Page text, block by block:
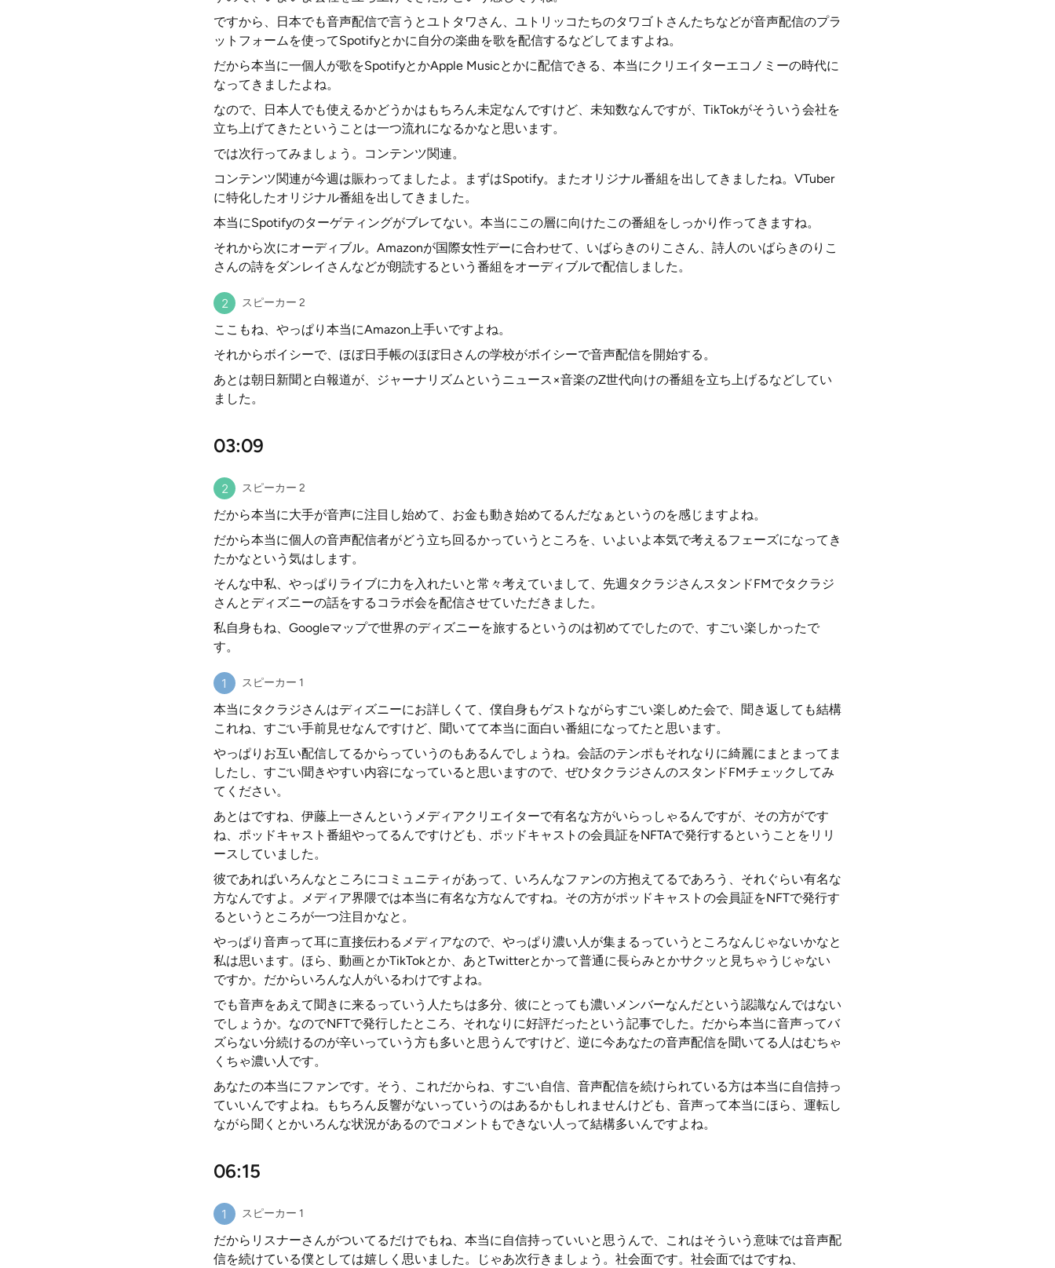
ですから、日本でも音声配信で言うとユトタワさん、ユトリッコたちのタワゴトさんたちなどが音声配信のプラ
ットフォームを使ってSpotifyとかに自分の楽曲を歌を配信するなどしてますよね。
だから本当に一個人が歌をSpotifyとかApple Musicとかに配信できる、本当にクリエイターエコノミーの時代に
なってきましたよね。
なので、日本人でも使えるかどうかはもちろん未定なんですけど、未知数なんですが、TikTokがそういう会社を
立ち上げてきたということは一つ流れになるかなと思います。
では次行ってみましょう。コンテンツ関連。
コンテンツ関連が今週は賑わってましたよ。まずはSpotify。またオリジナル番組を出してきましたね。VTuber
に特化したオリジナル番組を出してきました。
本当にSpotifyのターゲティングがブレてない。本当にこの層に向けたこの番組をしっかり作ってきますね。
それから次にオーディブル。Amazonが国際女性デーに合わせて、いばらきのりこさん、詩人のいばらきのりこ
さんの詩をダンレイさんなどが朗読するという番組をオーディブルで配信しました。
スピーカー 2
ここもね、やっぱり本当にAmazon上手いですよね。
それからボイシーで、ほぼ日手帳のほぼ日さんの学校がボイシーで音声配信を開始する。
あとは朝日新聞と白報道が、ジャーナリズムというニュース×音楽のZ世代向けの番組を立ち上げるなどしてい
ました。
03:09
スピーカー 2
だから本当に大手が音声に注目し始めて、お金も動き始めてるんだなぁというのを感じますよね。
だから本当に個人の音声配信者がどう立ち回るかっていうところを、いよいよ本気で考えるフェーズになってき
たかなという気はします。
そんな中私、やっぱりライブに力を入れたいと常々考えていまして、先週タクラジさんスタンドFMでタクラジ
さんとディズニーの話をするコラボ会を配信させていただきました。
私自身もね、Googleマップで世界のディズニーを旅するというのは初めてでしたので、すごい楽しかったで
す。
スピーカー 1
本当にタクラジさんはディズニーにお詳しくて、僕自身もゲストながらすごい楽しめた会で、聞き返しても結構
これね、すごい手前見せなんですけど、聞いてて本当に面白い番組になってたと思います。
やっぱりお互い配信してるからっていうのもあるんでしょうね。会話のテンポもそれなりに綺麗にまとまってま
したし、すごい聞きやすい内容になっていると思いますので、ぜひタクラジさんのスタンドFMチェックしてみ
てください。
あとはですね、伊藤上一さんというメディアクリエイターで有名な方がいらっしゃるんですが、その方がです
ね、ポッドキャスト番組やってるんですけども、ポッドキャストの会員証をNFTAで発行するということをリリ
ースしていました。
彼であればいろんなところにコミュニティがあって、いろんなファンの方抱えてるであろう、それぐらい有名な
方なんですよ。メディア界隈では本当に有名な方なんですね。その方がポッドキャストの会員証をNFTで発行す
るというところが一つ注目かなと。
やっぱり音声って耳に直接伝わるメディアなので、やっぱり濃い人が集まるっていうところなんじゃないかなと
私は思います。ほら、動画とかTikTokとか、あとTwitterとかって普通に長らみとかサクッと見ちゃうじゃない
ですか。だからいろんな人がいるわけですよね。
でも音声をあえて聞きに来るっていう人たちは多分、彼にとっても濃いメンバーなんだという認識なんではない
でしょうか。なのでNFTで発行したところ、それなりに好評だったという記事でした。だから本当に音声ってバ
ズらない分続けるのが辛いっていう方も多いと思うんですけど、逆に今あなたの音声配信を聞いてる人はむちゃ
くちゃ濃い人です。
あなたの本当にファンです。そう、これだからね、すごい自信、音声配信を続けられている方は本当に自信持っ
ていいんですよね。もちろん反響がないっていうのはあるかもしれませんけども、音声って本当にほら、運転し
ながら聞くとかいろんな状況があるのでコメントもできない人って結構多いんですよね。
06:15
スピーカー 1
だからリスナーさんがついてるだけでもね、本当に自信持っていいと思うんで、これはそういう意味では音声配
信を続けている僕としては嬉しく思いました。じゃあ次行きましょう。社会面です。社会面ではですね、